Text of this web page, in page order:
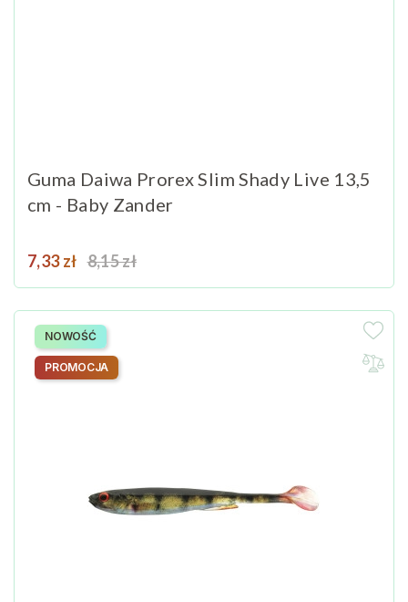
Guma Daiwa Prorex Slim Shady Live 13,5
cm - Baby Zander
Cena
7,33 zł Cena podstawowa
8,15 zł
NOWOŚĆ
PROMOCJA